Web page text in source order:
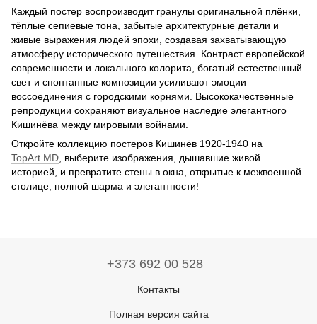
Каждый постер воспроизводит гранулы оригинальной плёнки,
тёплые сепиевые тона, забытые архитектурные детали и
живые выражения людей эпохи, создавая захватывающую
атмосферу исторического путешествия. Контраст европейской
современности и локального колорита, богатый естественный
свет и спонтанные композиции усиливают эмоции
воссоединения с городскими корнями. Высококачественные
репродукции сохраняют визуальное наследие элегантного
Кишинёва между мировыми войнами.
Откройте коллекцию постеров Кишинёв 1920-1940 на
TopArt.MD , выберите изображения, дышавшие живой
историей, и превратите стены в окна, открытые к межвоенной
столице, полной шарма и элегантности!
+373 692 00 528
Контакты
Полная версия сайта